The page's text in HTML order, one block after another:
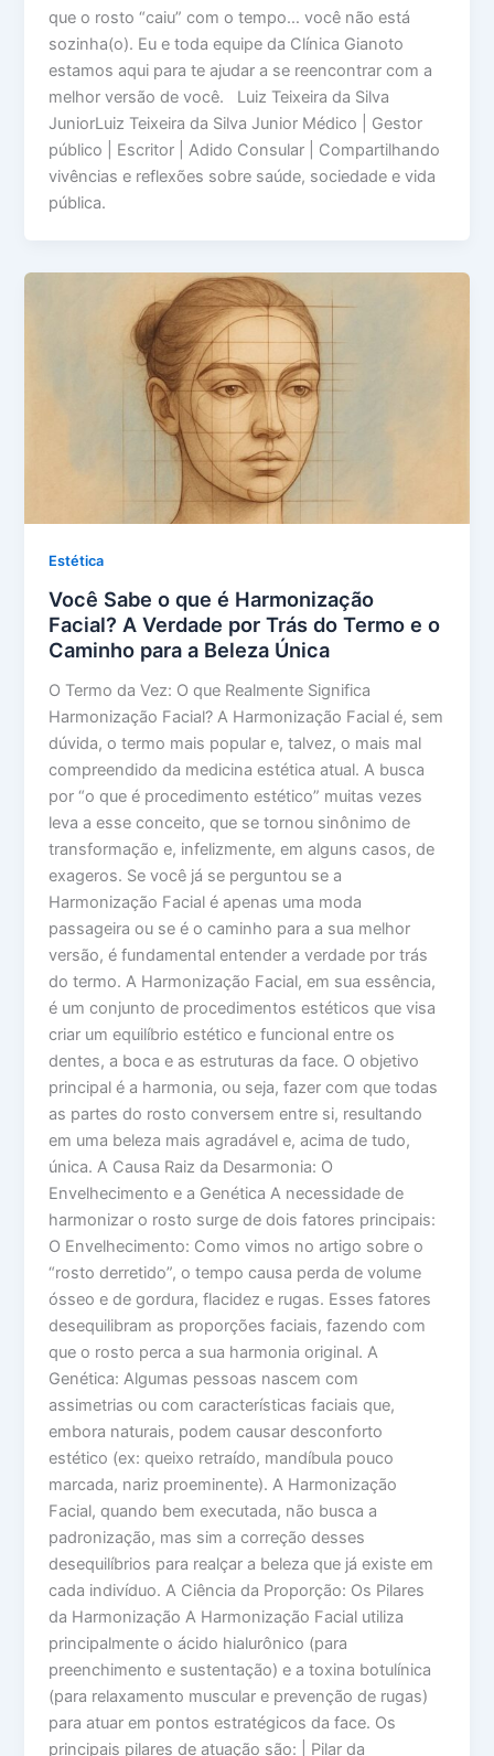
que o rosto “caiu” com o tempo… você não está
sozinha(o). Eu e toda equipe da Clínica Gianoto
estamos aqui para te ajudar a se reencontrar com a
melhor versão de você. Luiz Teixeira da Silva
JuniorLuiz Teixeira da Silva Junior Médico | Gestor
público | Escritor | Adido Consular | Compartilhando
vivências e reflexões sobre saúde, sociedade e vida
pública.
Estética
Você Sabe o que é Harmonização
Facial? A Verdade por Trás do Termo e o
Caminho para a Beleza Única
O Termo da Vez: O que Realmente Significa
Harmonização Facial? A Harmonização Facial é, sem
dúvida, o termo mais popular e, talvez, o mais mal
compreendido da medicina estética atual. A busca
por “o que é procedimento estético” muitas vezes
leva a esse conceito, que se tornou sinônimo de
transformação e, infelizmente, em alguns casos, de
exageros. Se você já se perguntou se a
Harmonização Facial é apenas uma moda
passageira ou se é o caminho para a sua melhor
versão, é fundamental entender a verdade por trás
do termo. A Harmonização Facial, em sua essência,
é um conjunto de procedimentos estéticos que visa
criar um equilíbrio estético e funcional entre os
dentes, a boca e as estruturas da face. O objetivo
principal é a harmonia, ou seja, fazer com que todas
as partes do rosto conversem entre si, resultando
em uma beleza mais agradável e, acima de tudo,
única. A Causa Raiz da Desarmonia: O
Envelhecimento e a Genética A necessidade de
harmonizar o rosto surge de dois fatores principais:
O Envelhecimento: Como vimos no artigo sobre o
“rosto derretido”, o tempo causa perda de volume
ósseo e de gordura, flacidez e rugas. Esses fatores
desequilibram as proporções faciais, fazendo com
que o rosto perca a sua harmonia original. A
Genética: Algumas pessoas nascem com
assimetrias ou com características faciais que,
embora naturais, podem causar desconforto
estético (ex: queixo retraído, mandíbula pouco
marcada, nariz proeminente). A Harmonização
Facial, quando bem executada, não busca a
padronização, mas sim a correção desses
desequilíbrios para realçar a beleza que já existe em
cada indivíduo. A Ciência da Proporção: Os Pilares
da Harmonização A Harmonização Facial utiliza
principalmente o ácido hialurônico (para
preenchimento e sustentação) e a toxina botulínica
(para relaxamento muscular e prevenção de rugas)
para atuar em pontos estratégicos da face. Os
principais pilares de atuação são: | Pilar da